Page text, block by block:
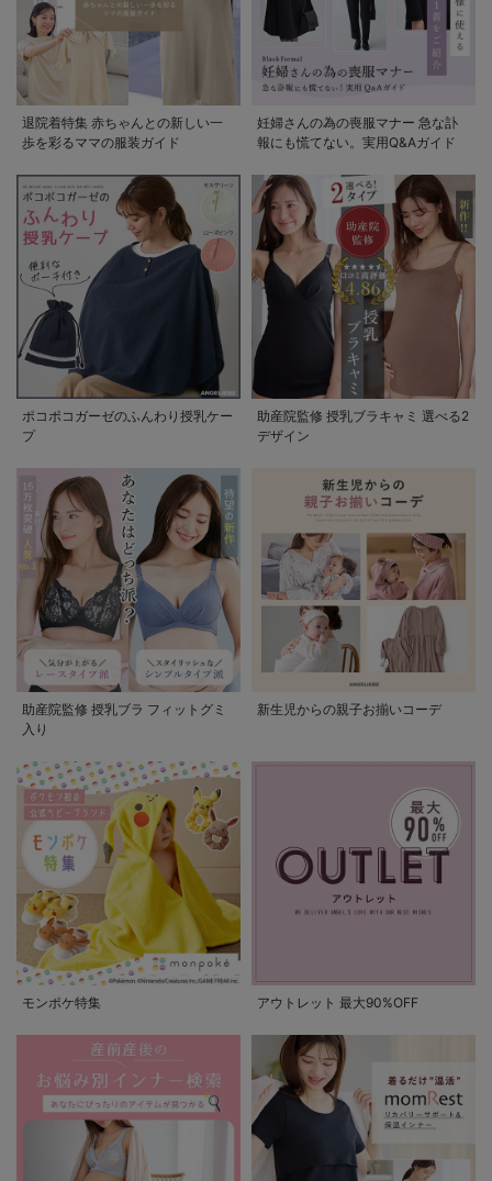
退院着特集 赤ちゃんとの新しい一
歩を彩るママの服装ガイド
妊婦さんの為の喪服マナー 急な訃
報にも慌てない。実用Q&Aガイド
ポコポコガーゼのふんわり授乳ケー
プ
助産院監修 授乳ブラキャミ 選べる2
デザイン
助産院監修 授乳ブラ フィットグミ
入り
新生児からの親子お揃いコーデ
モンポケ特集 アウトレット 最大90%OFF